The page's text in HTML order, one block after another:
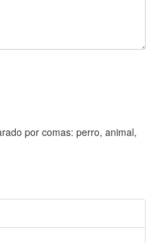
por comas: perro, animal,